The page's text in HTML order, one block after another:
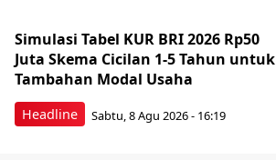
Headline
Simulasi Tabel KUR BRI 2026 Rp50
Juta Skema Cicilan 1-5 Tahun untuk
Tambahan Modal Usaha
Sabtu, 8 Agu 2026 - 16:19